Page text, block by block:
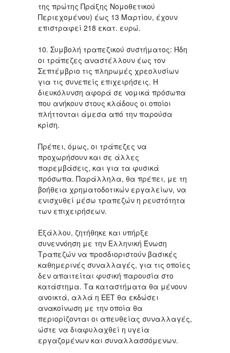
της πρώτης Πράξης Νομοθετικού
Περιεχομένου) έως 13 Μαρτίου, έχουν
επιστραφεί 218 εκατ. ευρώ.
10. Συμβολή τραπεζικού συστήματος: Ήδη
οι τράπεζες αναστέλλουν έως τον
Σεπτέμβριο τις πληρωμές χρεολυσίων
για τις συνεπείς επιχειρήσεις. Η
διευκόλυνση αφορά σε νομικά πρόσωπα
που ανήκουν στους κλάδους οι οποίοι
πλήττονται άμεσα από την παρούσα
κρίση.
Πρέπει, όμως, οι τράπεζες να
προχωρήσουν και σε άλλες
παρεμβάσεις, και για τα φυσικά
πρόσωπα. Παράλληλα, θα πρέπει, με τη
βοήθεια χρηματοδοτικών εργαλείων, να
ενισχυθεί μέσω τραπεζών η ρευστότητα
των επιχειρήσεων.
Εξάλλου, ζητήθηκε και υπήρξε
συνεννόηση με την Ελληνική Ένωση
Τραπεζών να προσδιοριστούν βασικές
καθημερινές συναλλαγές, για τις οποίες
δεν απαιτείται φυσική παρουσία στο
κατάστημα. Τα καταστήματα θα μένουν
ανοικτά, αλλά η ΕΕΤ θα εκδώσει
ανακοίνωση με την οποία θα
περιορίζονται οι απευθείας συναλλαγές,
ώστε να διαφυλαχθεί η υγεία
εργαζομένων και συναλλασσόμενων.